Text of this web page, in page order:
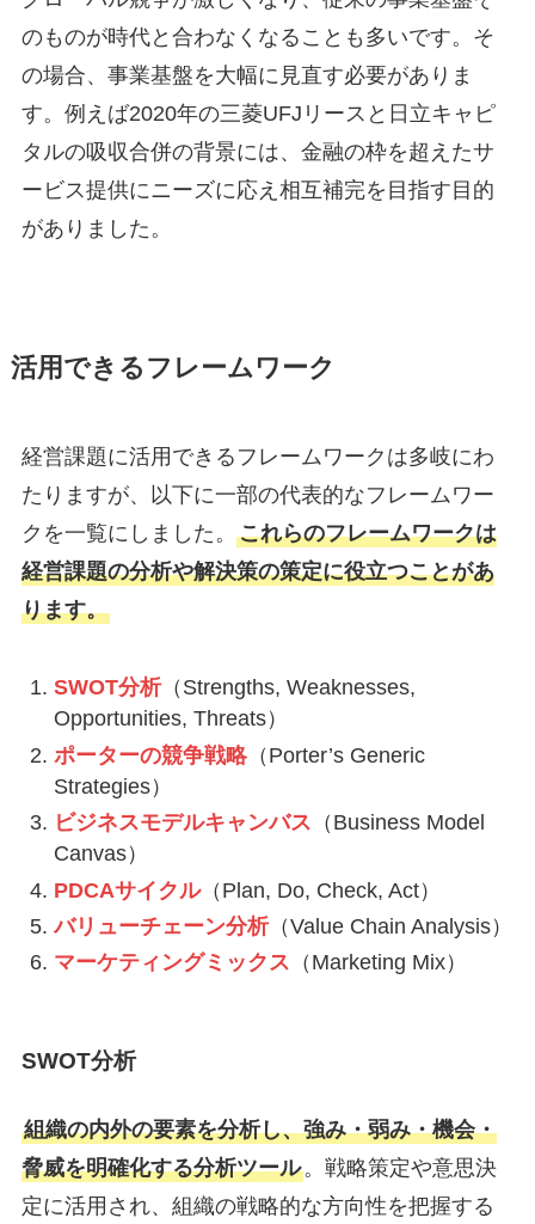
のものが時代と合わなくなることも多いです。そ
の場合、事業基盤を大幅に見直す必要がありま
す。例えば2020年の三菱UFJリースと日立キャピ
タルの吸収合併の背景には、金融の枠を超えたサ
ービス提供にニーズに応え相互補完を目指す目的
がありました。
活用できるフレームワーク
経営課題に活用できるフレームワークは多岐にわ
たりますが、以下に一部の代表的なフレームワー
クを一覧にしました。 これらのフレームワークは
経営課題の分析や解決策の策定に役立つことがあ
ります。
SWOT分析（Strengths, Weaknesses,
Opportunities, Threats）
ポーターの競争戦略（Porter’s Generic
Strategies）
ビジネスモデルキャンバス （Business Model
Canvas）
PDCAサイクル（Plan, Do, Check, Act）
バリューチェーン分析（Value Chain Analysis）
マーケティングミックス （Marketing Mix）
SWOT分析
組織の内外の要素を分析し、強み・弱み・機会・
脅威を明確化する分析ツール。戦略策定や意思決
定に活用され、組織の戦略的な方向性を把握する